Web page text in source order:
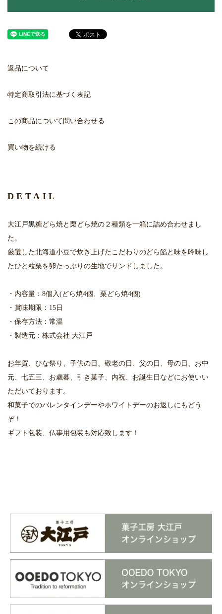
返品について
特定商取引法に基づく表記
この商品について問い合わせる
買い物を続ける
DETAIL
大江戸黒糖どら焼と栗どら焼の２種類を一箱に詰め合わせまし
た。
厳選した北海道小豆で炊き上げたこだわりのどら餡と味を吟味し
たひと粒栗を卵たっぷりの生地でサンドしました。
・内容量：8個入(どら焼4個、栗どら焼4個)
・賞味期限：15日
・保存方法：常温
・製造元：株式会社 大江戸
お年賀、ひな祭り、子供の日、敬老の日、父の日、母の日、お中
元、七五三、お歳暮、引き菓子、内祝、お誕生日などにお使いい
ただいております。
和菓子でのバレンタインデーやホワイトデーのお返しにもどう
ぞ！
ギフト包装、仏事用包装も対応致します！